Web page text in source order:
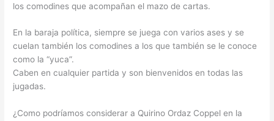
los comodines que acompañan el mazo de cartas.
En la baraja política, siempre se juega con varios ases y se
cuelan también los comodines a los que también se le conoce
como la “yuca”.
Caben en cualquier partida y son bienvenidos en todas las
jugadas.
¿Como podríamos considerar a Quirino Ordaz Coppel en la